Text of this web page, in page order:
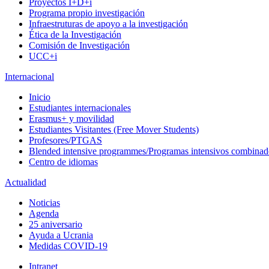
Proyectos I+D+i
Programa propio investigación
Infraestruturas de apoyo a la investigación
Ética de la Investigación
Comisión de Investigación
UCC+i
Internacional
Inicio
Estudiantes internacionales
Erasmus+ y movilidad
Estudiantes Visitantes (Free Mover Students)
Profesores/PTGAS
Blended intensive programmes/Programas intensivos
Centro de idiomas
Actualidad
Noticias
Agenda
25 aniversario
Ayuda a Ucrania
Medidas COVID-19
Intranet